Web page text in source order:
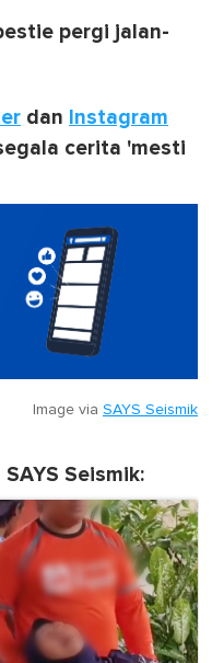
pergi jalan-
dan Instagram
cerita 'mesti
Image via SAYS Seismik
Seismik: